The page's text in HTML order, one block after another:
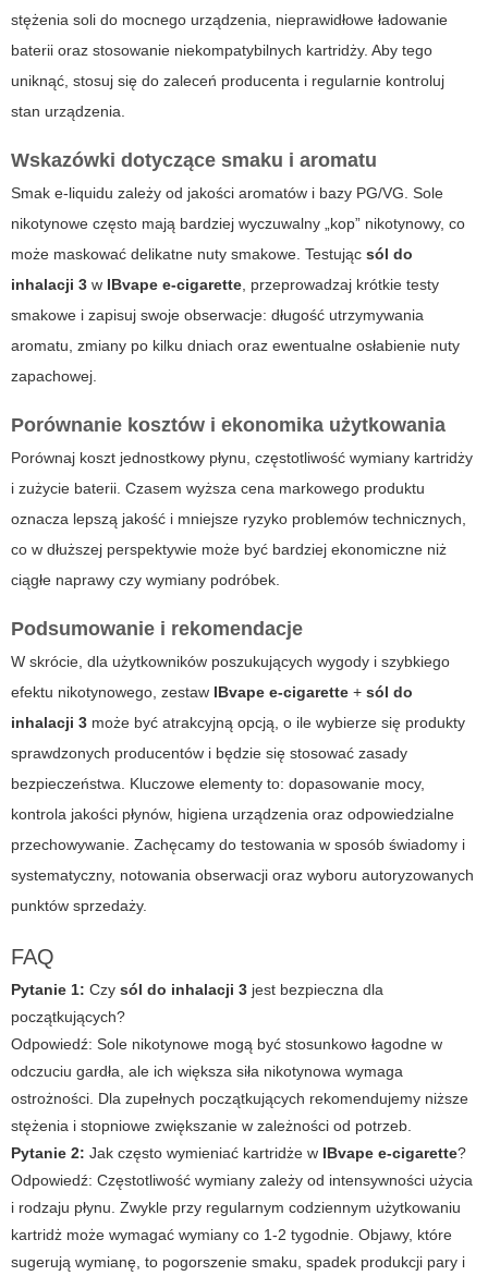
stężenia soli do mocnego urządzenia, nieprawidłowe ładowanie
baterii oraz stosowanie niekompatybilnych kartridży. Aby tego
uniknąć, stosuj się do zaleceń producenta i regularnie kontroluj
stan urządzenia.
Wskazówki dotyczące smaku i aromatu
Smak e-liquidu zależy od jakości aromatów i bazy PG/VG. Sole
nikotynowe często mają bardziej wyczuwalny „kop” nikotynowy, co
może maskować delikatne nuty smakowe. Testując sól do
inhalacji 3 w IBvape e-cigarette, przeprowadzaj krótkie testy
smakowe i zapisuj swoje obserwacje: długość utrzymywania
aromatu, zmiany po kilku dniach oraz ewentualne osłabienie nuty
zapachowej.
Porównanie kosztów i ekonomika użytkowania
Porównaj koszt jednostkowy płynu, częstotliwość wymiany kartridży
i zużycie baterii. Czasem wyższa cena markowego produktu
oznacza lepszą jakość i mniejsze ryzyko problemów technicznych,
co w dłuższej perspektywie może być bardziej ekonomiczne niż
ciągłe naprawy czy wymiany podróbek.
Podsumowanie i rekomendacje
W skrócie, dla użytkowników poszukujących wygody i szybkiego
efektu nikotynowego, zestaw IBvape e-cigarette + sól do
inhalacji 3 może być atrakcyjną opcją, o ile wybierze się produkty
sprawdzonych producentów i będzie się stosować zasady
bezpieczeństwa. Kluczowe elementy to: dopasowanie mocy,
kontrola jakości płynów, higiena urządzenia oraz odpowiedzialne
przechowywanie. Zachęcamy do testowania w sposób świadomy i
systematyczny, notowania obserwacji oraz wyboru autoryzowanych
punktów sprzedaży.
FAQ
Pytanie 1: Czy sól do inhalacji 3 jest bezpieczna dla
początkujących?
Odpowiedź: Sole nikotynowe mogą być stosunkowo łagodne w
odczuciu gardła, ale ich większa siła nikotynowa wymaga
ostrożności. Dla zupełnych początkujących rekomendujemy niższe
stężenia i stopniowe zwiększanie w zależności od potrzeb.
Pytanie 2: Jak często wymieniać kartridże w IBvape e-cigarette?
Odpowiedź: Częstotliwość wymiany zależy od intensywności użycia
i rodzaju płynu. Zwykle przy regularnym codziennym użytkowaniu
kartridż może wymagać wymiany co 1-2 tygodnie. Objawy, które
sugerują wymianę, to pogorszenie smaku, spadek produkcji pary i